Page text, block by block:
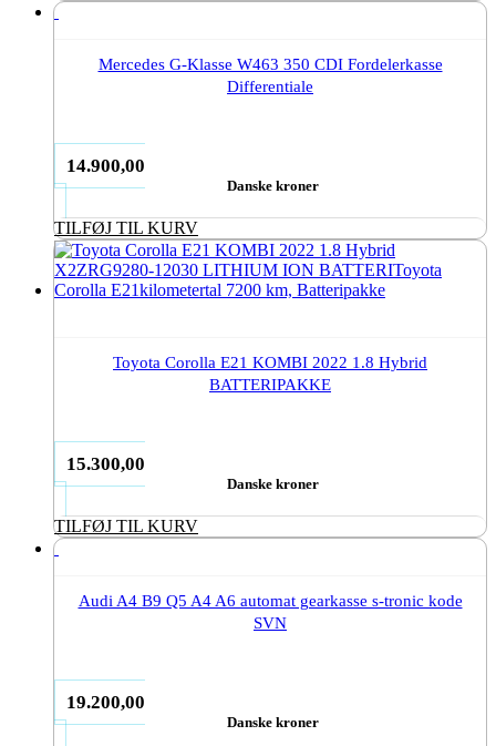
Mercedes G-Klasse W463 350 CDI Fordelerkasse
Differentiale
14.900,00
Danske kroner
TILFØJ TIL KURV
Toyota Corolla E21 KOMBI 2022 1.8 Hybrid
BATTERIPAKKE
15.300,00
Danske kroner
TILFØJ TIL KURV
Audi A4 B9 Q5 A4 A6 automat gearkasse s-tronic kode
SVN
19.200,00
Danske kroner